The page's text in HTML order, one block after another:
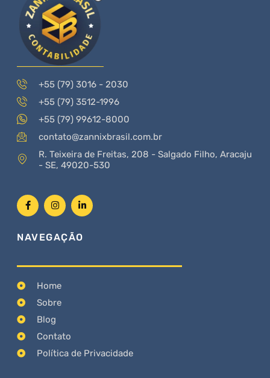
+55 (79) 3016 - 2030
+55 (79) 3512-1996
+55 (79) 99612-8000
contato@zannixbrasil.com.br
R. Teixeira de Freitas, 208 - Salgado Filho, Aracaju
- SE, 49020-530
NAVEGAÇÃO
Home
Sobre
Blog
Contato
Política de Privacidade